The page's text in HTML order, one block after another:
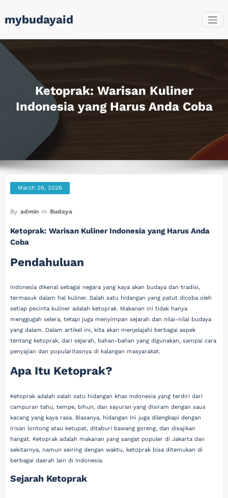
to
content
mybudayaid
Ketoprak: Warisan Kuliner
Indonesia yang Harus Anda Coba
March 26, 2026
By admin In Budaya
Ketoprak: Warisan Kuliner Indonesia yang Harus Anda
Coba
Pendahuluan
Indonesia dikenal sebagai negara yang kaya akan budaya dan tradisi,
termasuk dalam hal kuliner. Salah satu hidangan yang patut dicoba oleh
setiap pecinta kuliner adalah ketoprak. Makanan ini tidak hanya
menggugah selera, tetapi juga menyimpan sejarah dan nilai-nilai budaya
yang dalam. Dalam artikel ini, kita akan menjelajahi berbagai aspek
tentang ketoprak, dari sejarah, bahan-bahan yang digunakan, sampai cara
penyajian dan popularitasnya di kalangan masyarakat.
Apa Itu Ketoprak?
Ketoprak adalah salah satu hidangan khas Indonesia yang terdiri dari
campuran tahu, tempe, bihun, dan sayuran yang disiram dengan saus
kacang yang kaya rasa. Biasanya, hidangan ini juga dilengkapi dengan
irisan lontong atau ketupat, ditaburi bawang goreng, dan disajikan
hangat. Ketoprak adalah makanan yang sangat populer di Jakarta dan
sekitarnya, namun seiring dengan waktu, ketoprak bisa ditemukan di
berbagai daerah lain di Indonesia.
Sejarah Ketoprak